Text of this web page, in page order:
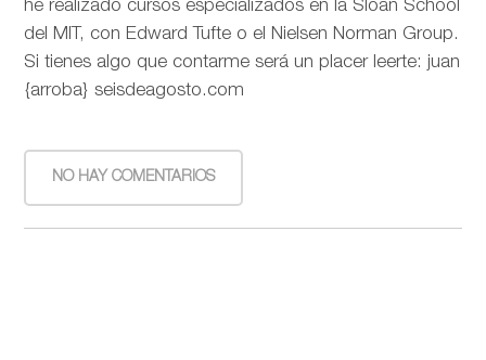
he realizado cursos especializados en la Sloan School
del MIT, con Edward Tufte o el Nielsen Norman Group.
Si tienes algo que contarme será un placer leerte: juan
{arroba} seisdeagosto.com
NO HAY COMENTARIOS